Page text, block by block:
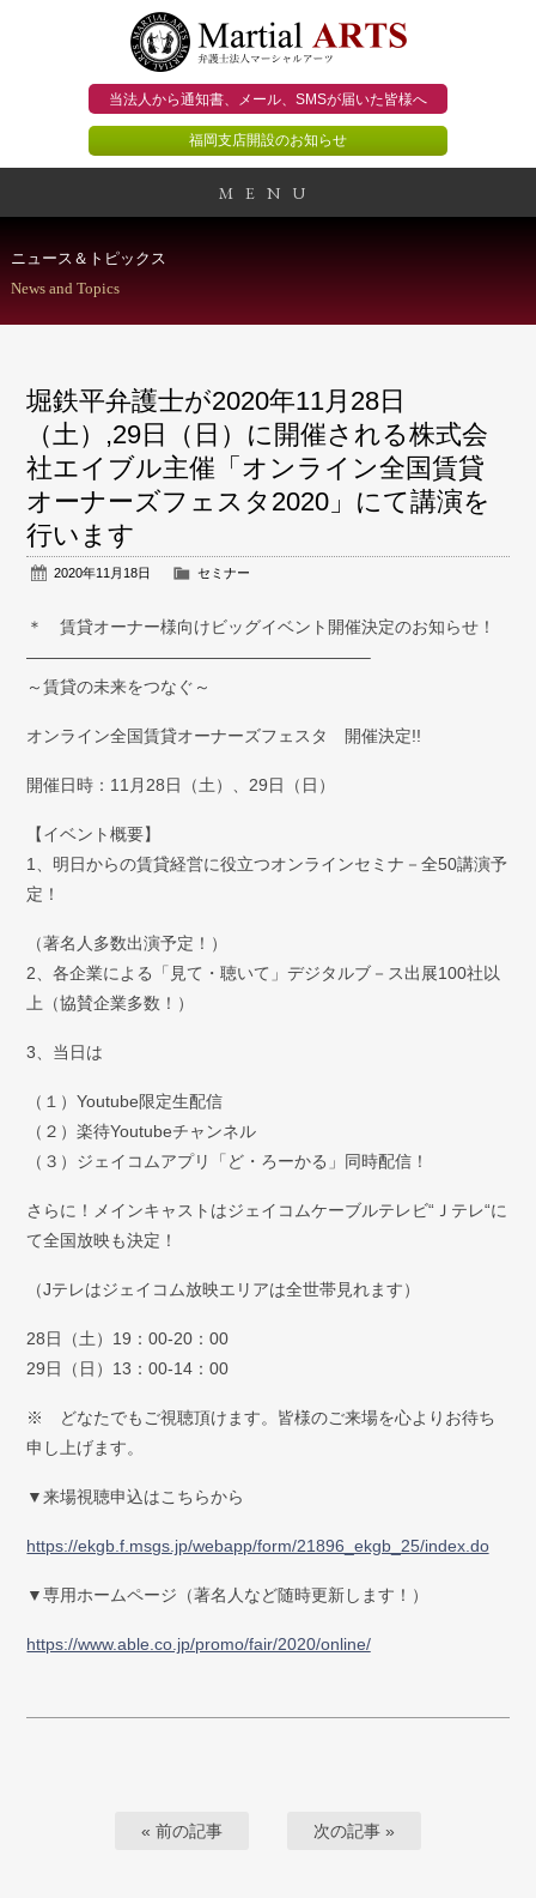
当法人から通知書、メール、 SMSが届いた皆様へ
福岡支店開設のお知らせ
MENU
事務所概要
個人のお客様
顧問契約のススメ
弁護士紹介
採用情報
個人情報保護方針
ニュース＆トピックス
News and Topics
堀鉄平弁護士が2020年11月28日
（土）,29日（日）に開催される株式会
社エイブル主催「オンライン全国賃貸
オーナーズフェスタ2020」にて講演を
行います
2020年11月18日 セミナー
＊ 賃貸オーナー様向けビッグイベント開催決定のお知らせ！
————————————————————–
～賃貸の未来をつなぐ～
オンライン全国賃貸オーナーズフェスタ 開催決定!!
開催日時：11月28日（土）、29日（日）
【イベント概要】
1、明日からの賃貸経営に役立つオンラインセミナ－全50講演予
定！
（著名人多数出演予定！）
2、各企業による「見て・聴いて」デジタルブ－ス出展100社以
上（協賛企業多数！）
3、当日は
（１）Youtube限定生配信
（２）楽待Youtubeチャンネル
（３）ジェイコムアプリ「ど・ろーかる」同時配信！
さらに！メインキャストはジェイコムケーブルテレビ“Ｊテレ“に
て全国放映も決定！
（Jテレはジェイコム放映エリアは全世帯見れます）
28日（土）19：00-20：00
29日（日）13：00-14：00
※ どなたでもご視聴頂けます。皆様のご来場を心よりお待ち
申し上げます。
▼来場視聴申込はこちらから
https://ekgb.f.msgs.jp/webapp/form/21896_ekgb_25/index.do
▼専用ホームページ（著名人など随時更新します！）
https://www.able.co.jp/promo/fair/2020/online/
« 前の記事 次の記事 »